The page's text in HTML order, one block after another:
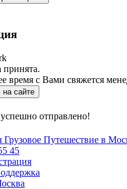
принята.
время с Вами свяжется
сайте
отправлено!
45